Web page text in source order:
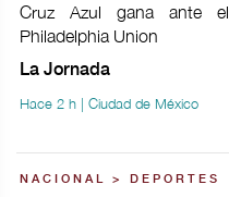
Cruz Azul gana ante el
Philadelphia Union
La Jornada
Hace 2 h | Ciudad de México
NACIONAL > DEPORTES